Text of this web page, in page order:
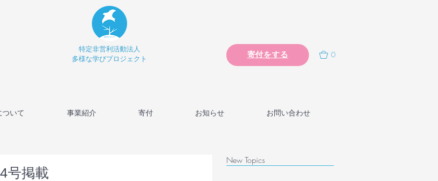
特定非営利活動法人
多様な学びプロジェクト
寄付をする 0
いて 事業紹介 寄付 お知らせ お問い合わせ
号掲載
New Topics